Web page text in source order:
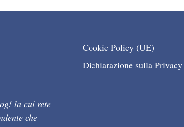
la cui rete
che
Cookie Policy (UE)
Dichiarazione sulla